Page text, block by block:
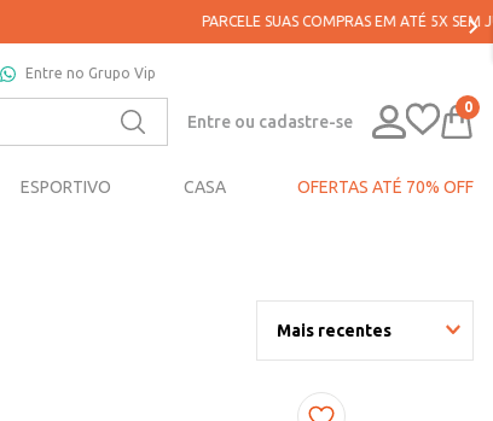
Entre no Grupo Vip
Entre ou cadastre-se
0
ESPORTIVO CASA OFERTAS ATÉ 70% OFF
Mais recentes